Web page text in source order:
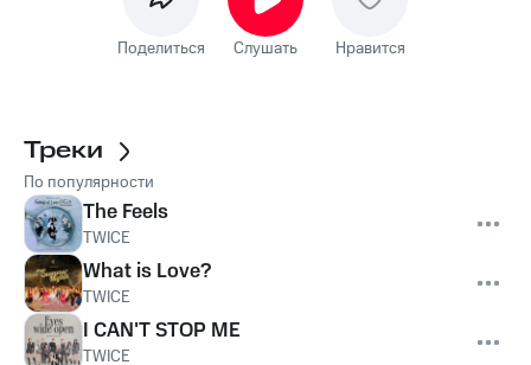
Поделиться Слушать Нравится
Треки
По популярности
The Feels
TWICE
What is Love?
TWICE
I CAN'T STOP ME
TWICE